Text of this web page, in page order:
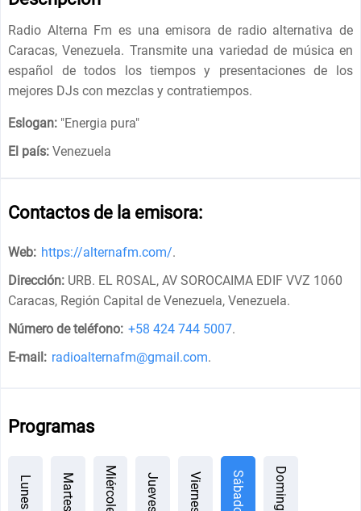
Radio Alterna Fm es una emisora ​​de radio alternativa de
Caracas, Venezuela. Transmite una variedad de música en
español de todos los tiempos y presentaciones de los
mejores DJs con mezclas y contratiempos.
Eslogan: "Energia pura"
El país: Venezuela
Contactos de la emisora:
Web: https://alternafm.com/.
Dirección: URB. EL ROSAL, AV SOROCAIMA EDIF VVZ 1060
Caracas, Región Capital de Venezuela, Venezuela.
Número de teléfono: +58 424 744 5007.
E-mail: radioalternafm@gmail.com.
Programas
Lunes Martes Miércoles Jueves Viernes Sábado Domingo